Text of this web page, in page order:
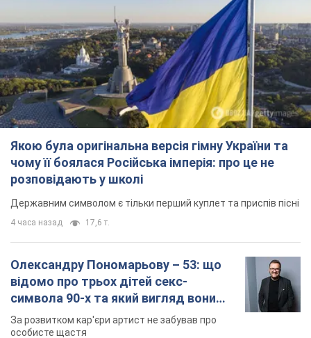
Якою була оригінальна версія гімну України та
чому її боялася Російська імперія: про це не
розповідають у школі
Державним символом є тільки перший куплет та приспів пісні
4 часа назад 17,6 т.
Олександру Пономарьову – 53: що
відомо про трьох дітей секс-
символа 90-х та який вигляд вони
мають
За розвитком кар'єри артист не забував про
особисте щастя